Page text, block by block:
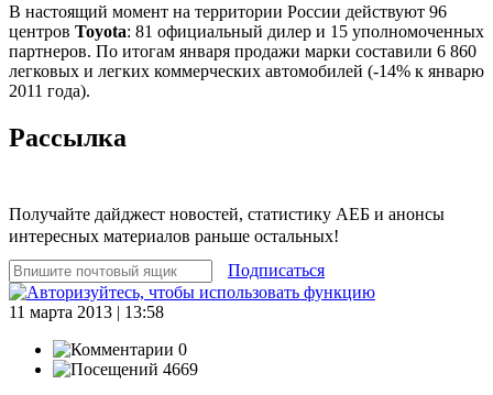
В настоящий момент на территории России действуют 96
центров Toyota: 81 официальный дилер и 15 уполномоченных
партнеров. По итогам января продажи марки составили 6 860
легковых и легких коммерческих автомобилей (-14% к январю
2011 года).
Рассылка
Получайте дайджест новостей, статистику АЕБ и анонсы
интересных материалов раньше остальных!
Подписаться
11 марта 2013 | 13:58
0
4669